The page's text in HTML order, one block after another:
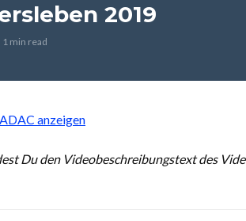
2019
1 min read
anzeigen
Du den Videobeschreibungstext des